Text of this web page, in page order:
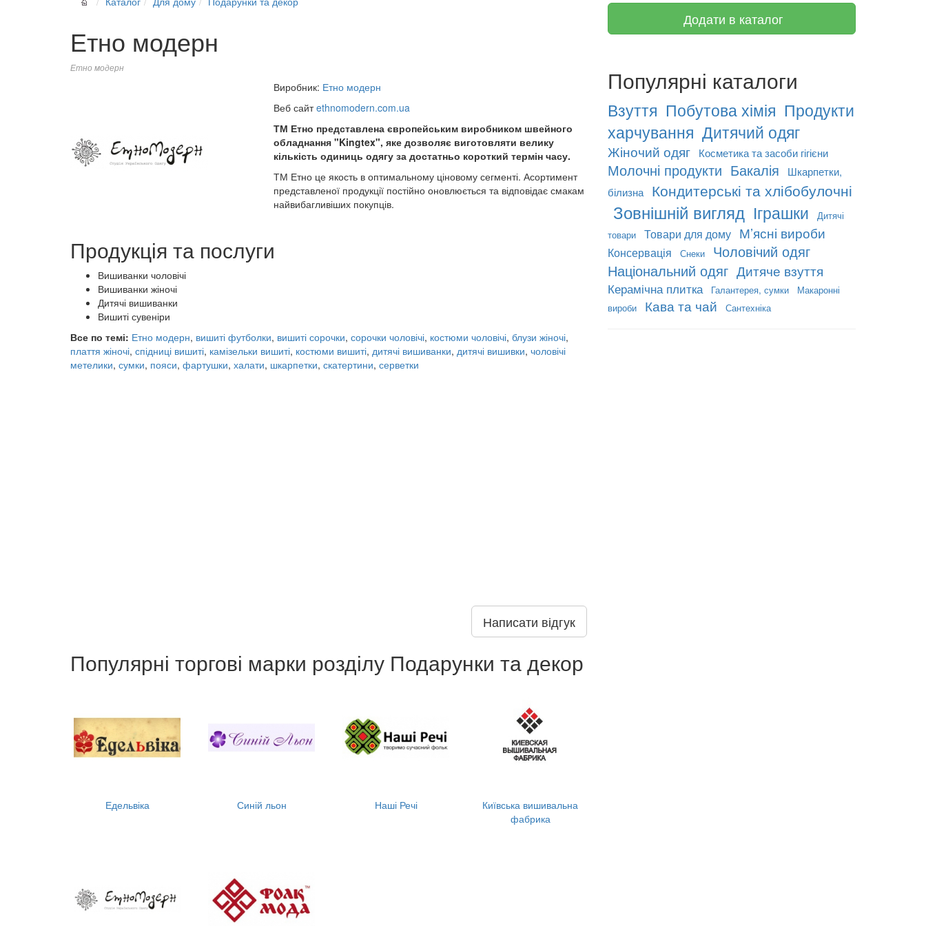
Етно модерн
Етно модерн
Виробник: Етно модерн
Веб сайтethnomodern.com.ua
ТМ Етно представлена європейським виробником швейного
обладнання "Kingtex", яке дозволяє виготовляти велику
кількість одиниць одягу за достатньо короткий термін часу.
ТМ Етно це якость в оптимальному ціновому сегменті. Асортимент
представленої продукції постійно оновлюється та відповідає смакам
найвибагливіших покупців.
Продукція та послуги
Вишиванки чоловічі
Вишиванки жіночі
Дитячі вишиванки
Вишиті сувеніри
Все по темі: Етно модерн, вишиті футболки, вишиті сорочки, сорочки чоловічі, костюми чоловічі, блузи жіночі,
плаття жіночі, спідниці вишиті, камізельки вишиті, костюми вишиті, дитячі вишиванки, дитячі вишивки, чоловічі
метелики, сумки, пояси, фартушки, халати, шкарпетки, скатертини, серветки
Написати відгук
Популярні торгові марки розділу Подарунки та декор
Едельвіка Синій льон Наші Речі
Київська вишивальна
фабрика
Додати в каталог
Популярні каталоги
Взуття Побутова хімія Продукти
харчування Дитячий одяг
Жіночий одяг Косметика та засоби гігієни
Молочні продукти Бакалія
Шкарпетки,
білизна
Кондитерські та хлібобулочні
Зовнішній вигляд Іграшки
Дитячі
товари
Товари для дому М’ясні вироби
Консервація Снеки
Чоловічий одяг
Національний одяг Дитяче взуття
Керамічна плитка Галантерея, сумки
Макаронні
вироби
Кава та чай Сантехніка